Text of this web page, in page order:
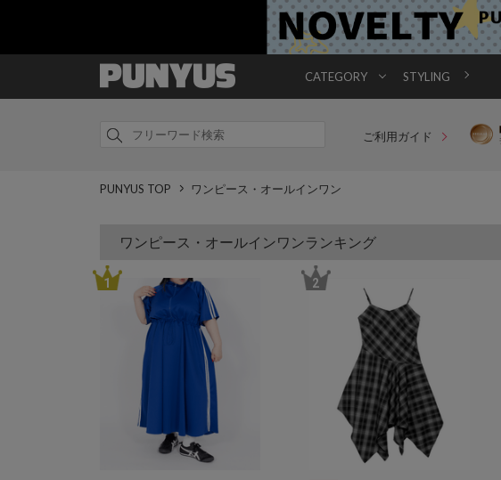
CATEGORY STYLING
ご利用ガイド
PUNYUS TOP ワンピース・オールインワン
ワンピース・オールインワンランキング
1 2